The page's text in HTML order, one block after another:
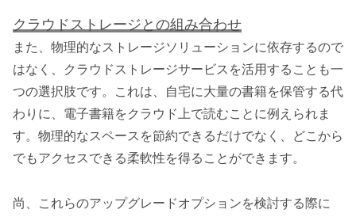
クラウドストレージとの組み合わせ
また、物理的なストレージソリューションに依存するので
はなく、クラウドストレージサービスを活用することも一
つの選択肢です。これは、自宅に大量の書籍を保管する代
わりに、電子書籍をクラウド上で読むことに例えられま
す。物理的なスペースを節約できるだけでなく、どこから
でもアクセスできる柔軟性を得ることができます。
尚、これらのアップグレードオプションを検討する際に